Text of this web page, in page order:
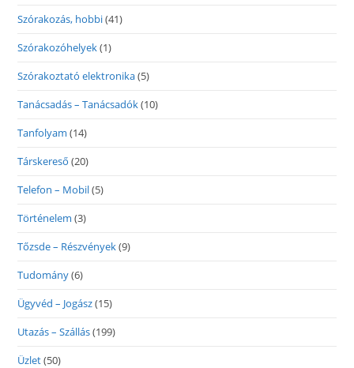
Szórakozás, hobbi(41)
Szórakozóhelyek(1)
Szórakoztató elektronika(5)
Tanácsadás – Tanácsadók(10)
Tanfolyam (14)
Társkereső (20)
Telefon – Mobil(5)
Történelem (3)
Tőzsde – Részvények(9)
Tudomány(6)
Ügyvéd – Jogász(15)
Utazás – Szállás(199)
Üzlet(50)